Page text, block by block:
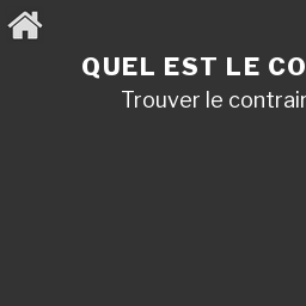
Aller
au
QUEL EST LE
Trouver le